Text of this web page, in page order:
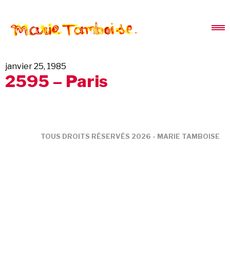
janvier 25, 1985
2595 – Paris
TOUS DROITS RÉSERVÉS 2026 - MARIE TAMBOISE